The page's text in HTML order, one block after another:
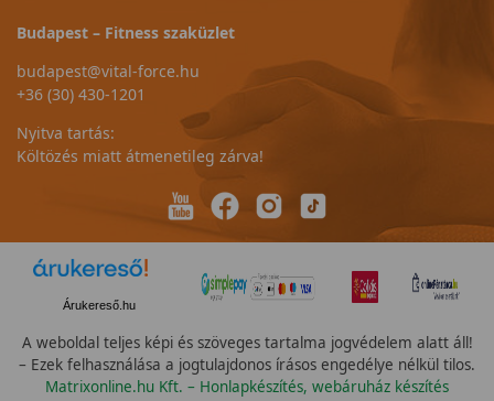
Budapest – Fitness szaküzlet
budapest@vital-force.hu
+36 (30) 430-1201
Nyitva tartás:
Költözés miatt átmenetileg zárva!
Árukereső.hu
A weboldal teljes képi és szöveges tartalma jogvédelem alatt áll!
– Ezek felhasználása a jogtulajdonos írásos engedélye nélkül tilos.
Matrixonline.hu Kft. – Honlapkészítés, webáruház készítés